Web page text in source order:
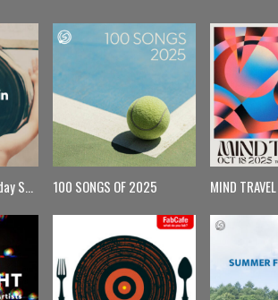
【月曜更新】Monday Spin 100 SONGS OF 2025 MIND TRAVEL